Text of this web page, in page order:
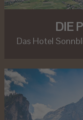
DIE
Das Hotel